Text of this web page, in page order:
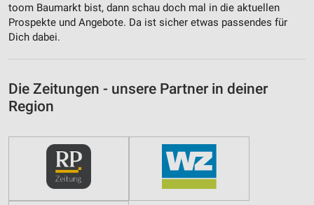
toom Baumarkt bist, dann schau doch mal in die aktuellen
Prospekte und Angebote. Da ist sicher etwas passendes für
Dich dabei.
Die Zeitungen - unsere Partner in deiner
Region